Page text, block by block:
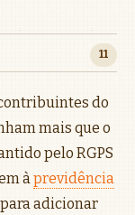
11
do
mais que o
pelo RGPS
àprevidência
para adicionar